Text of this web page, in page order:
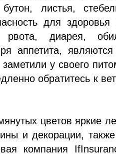
листья,
для
диарея,
аппетита,
у своего
обратитесь к
цветов яркие
и декорации,
компания